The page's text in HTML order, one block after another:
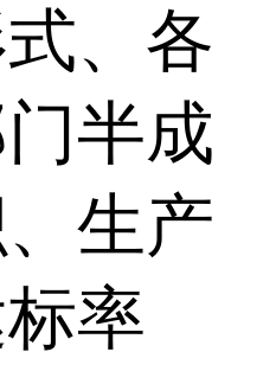
、各
半成
生产
率